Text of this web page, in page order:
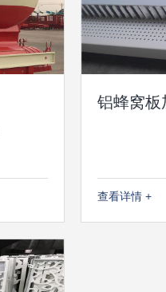
铝蜂窝板
查看详情 +